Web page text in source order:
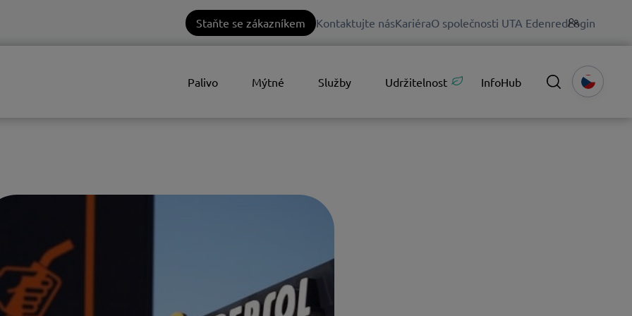
Staňte se zákazníkem Kontaktujte násKariéraO společnosti UTA EdenredLogin
Palivo Mýtné Služby Udržitelnost InfoHub